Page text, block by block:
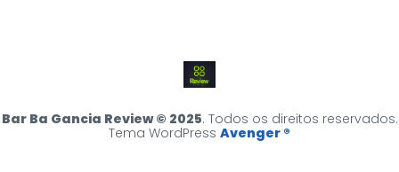
Bar Ba Gancia Review © 2025. Todos os direitos reservados.
Tema WordPress Avenger ®